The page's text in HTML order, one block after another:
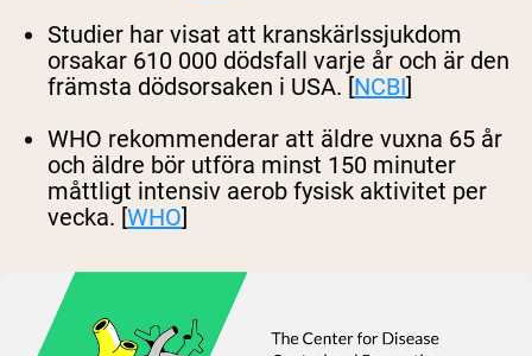
Studier har visat att kranskärlssjukdom
orsakar 610 000 dödsfall varje år och är den
främsta dödsorsaken i USA. [NCBI]
WHO rekommenderar att äldre vuxna 65 år
och äldre bör utföra minst 150 minuter
måttligt intensiv aerob fysisk aktivitet per
vecka. [WHO]